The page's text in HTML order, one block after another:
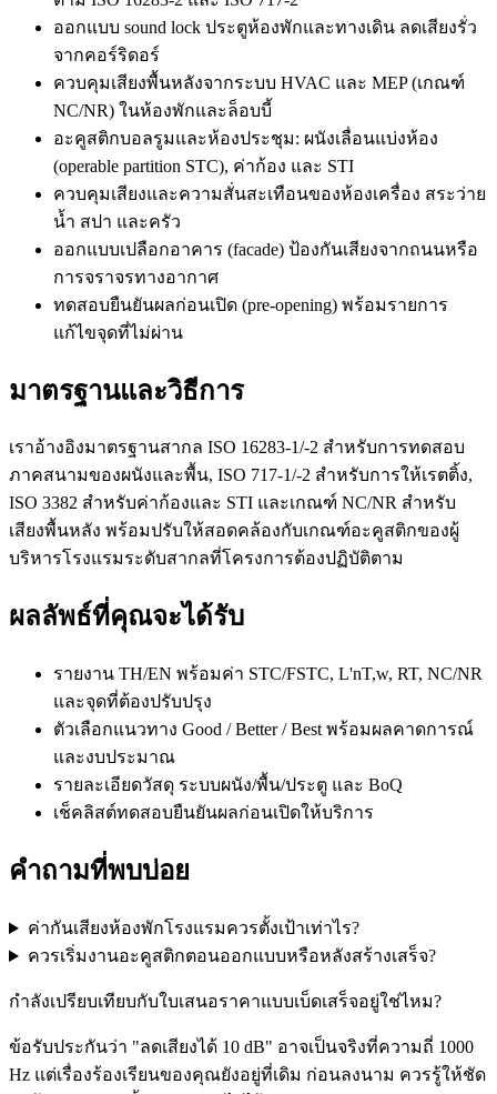
ออกแบบ sound lock ประตูห้องพักและทางเดิน ลดเสียงรั่ว
จากคอร์ริดอร์
ควบคุมเสียงพื้นหลังจากระบบ HVAC และ MEP (เกณฑ์
NC/NR) ในห้องพักและล็อบบี้
อะคูสติกบอลรูมและห้องประชุม: ผนังเลื่อนแบ่งห้อง
(operable partition STC), ค่าก้อง และ STI
ควบคุมเสียงและความสั่นสะเทือนของห้องเครื่อง สระว่าย
น้ำ สปา และครัว
ออกแบบเปลือกอาคาร (facade) ป้องกันเสียงจากถนนหรือ
การจราจรทางอากาศ
ทดสอบยืนยันผลก่อนเปิด (pre-opening) พร้อมรายการ
แก้ไขจุดที่ไม่ผ่าน
มาตรฐานและวิธีการ
เราอ้างอิงมาตรฐานสากล ISO 16283-1/-2 สำหรับการทดสอบ
ภาคสนามของผนังและพื้น, ISO 717-1/-2 สำหรับการให้เรตติ้ง,
ISO 3382 สำหรับค่าก้องและ STI และเกณฑ์ NC/NR สำหรับ
เสียงพื้นหลัง พร้อมปรับให้สอดคล้องกับเกณฑ์อะคูสติกของผู้
บริหารโรงแรมระดับสากลที่โครงการต้องปฏิบัติตาม
ผลลัพธ์ที่คุณจะได้รับ
รายงาน TH/EN พร้อมค่า STC/FSTC, L'nT,w, RT, NC/NR
และจุดที่ต้องปรับปรุง
ตัวเลือกแนวทาง Good / Better / Best พร้อมผลคาดการณ์
และงบประมาณ
รายละเอียดวัสดุ ระบบผนัง/พื้น/ประตู และ BoQ
เช็คลิสต์ทดสอบยืนยันผลก่อนเปิดให้บริการ
คำถามที่พบบ่อย
ค่ากันเสียงห้องพักโรงแรมควรตั้งเป้าเท่าไร?
ควรเริ่มงานอะคูสติกตอนออกแบบหรือหลังสร้างเสร็จ?
กำลังเปรียบเทียบกับใบเสนอราคาแบบเบ็ดเสร็จอยู่ใช่ไหม?
ข้อรับประกันว่า "ลดเสียงได้ 10 dB" อาจเป็นจริงที่ความถี่ 1000
Hz แต่เรื่องร้องเรียนของคุณยังอยู่ที่เดิม ก่อนลงนาม ควรรู้ให้ชัด